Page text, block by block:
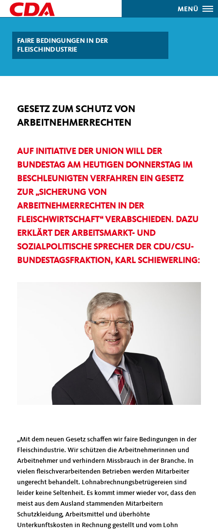
MENÜ
FAIRE BEDINGUNGEN IN DER
FLEISCHINDUSTRIE
GESETZ ZUM SCHUTZ VON
ARBEITNEHMERRECHTEN
AUF INITIATIVE DER UNION WILL DER
BUNDESTAG AM HEUTIGEN DONNERSTAG IM
BESCHLEUNIGTEN VERFAHREN EIN GESETZ
ZUR „SICHERUNG VON
ARBEITNEHMERRECHTEN IN DER
FLEISCHWIRTSCHAFT“ VERABSCHIEDEN. DAZU
ERKLÄRT DER ARBEITSMARKT- UND
SOZIALPOLITISCHE SPRECHER DER CDU/CSU-
BUNDESTAGSFRAKTION, KARL SCHIEWERLING:
Mit dem neuen Gesetz schaffen wir faire Bedingungen in der
Fleischindustrie. Wir schützen die Arbeitnehmerinnen und
Arbeitnehmer und verhindern Missbrauch in der Branche. In
vielen fleischverarbeitenden Betrieben werden Mitarbeiter
ungerecht behandelt. Lohnabrechnungsbetrügereien sind
leider keine Seltenheit. Es kommt immer wieder vor, dass den
meist aus dem Ausland stammenden Mitarbeitern
Schutzkleidung, Arbeitsmittel und überhöhte
Unterkunftskosten in Rechnung gestellt und vom Lohn